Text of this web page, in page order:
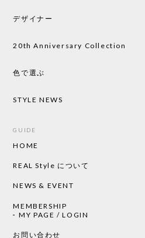
デザイナー
20th Anniversary Collection
色で選ぶ
STYLE NEWS
GUIDE
HOME
REAL Style について
NEWS & EVENT
MEMBERSHIP
MY PAGE / LOGIN
お問い合わせ